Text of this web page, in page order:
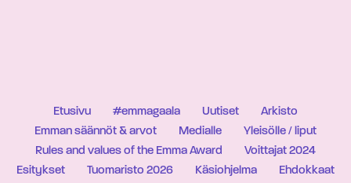
Etusivu #emmagaala Uutiset
Arkisto
Emman säännöt & arvot
Medialle
Yleisölle / liput
Rules and values of the Emma Award
Voittajat 2024
Esitykset
Tuomaristo 2026 Käsiohjelma
Ehdokkaat